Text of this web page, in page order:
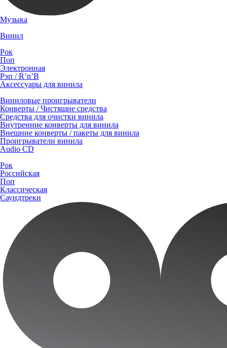
Музыка
Винил
Рок
Поп
Электронная
Рэп / R’n’B
Аксессуары для винила
Виниловые проигрыватели
Конверты / Чистящие средства
Средства для очистки винила
Внутренние конверты для винила
Внешние конверты / пакеты для винила
Проигрыватели винила
Audio CD
Рок
Российская
Поп
Классическая
Саундтреки